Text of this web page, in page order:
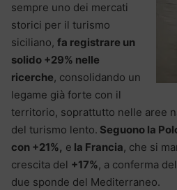
sempre uno dei mercati
storici per il turismo
siciliano, fa registrare un
solido +29% nelle
ricerche, consolidando un
legame già forte con il
territorio, soprattutto nelle aree
del turismo lento. Seguono la
con +21%, e la Francia, che si
crescita del +17%, a conferma
due sponde del Mediterraneo.